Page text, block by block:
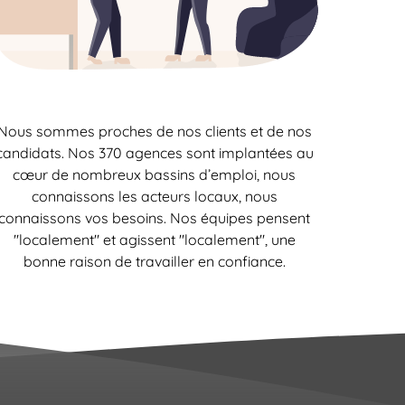
sommes proches de nos clients et de nos
Nos 370 agences sont implantées au
cœur de nombreux bassins d’emploi, nous
connaissons les acteurs locaux, nous
vos besoins. Nos équipes pensent
"localement" et agissent "localement", une
bonne raison de travailler en confiance.